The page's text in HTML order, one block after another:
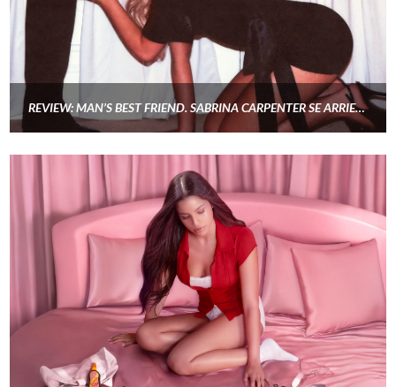
REVIEW: MAN’S BEST FRIEND. SABRINA CARPENTER SE ARRIESGA PERO, ¿ATREVIMIENTO O PASO EN FALSO?